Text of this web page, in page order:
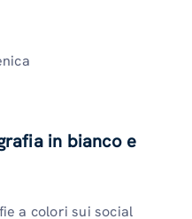
in bianco e
a colori sui social